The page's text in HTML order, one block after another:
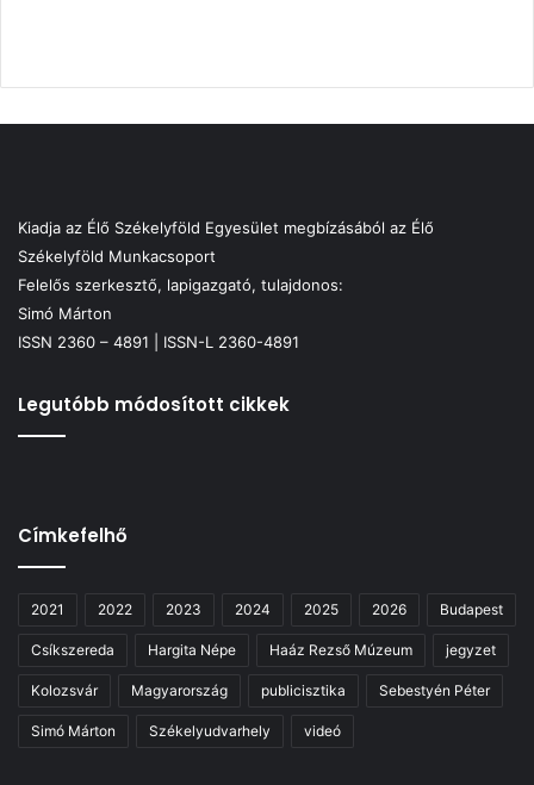
Kiadja az Élő Székelyföld Egyesület megbízásából az Élő
Székelyföld Munkacsoport
Felelős szerkesztő, lapigazgató, tulajdonos:
Simó Márton
ISSN 2360 – 4891 | ISSN-L 2360-4891
Legutóbb módosított cikkek
Címkefelhő
2021 2022 2023 2024 2025 2026 Budapest
Csíkszereda Hargita Népe Haáz Rezső Múzeum jegyzet
Kolozsvár Magyarország publicisztika Sebestyén Péter
Simó Márton Székelyudvarhely videó